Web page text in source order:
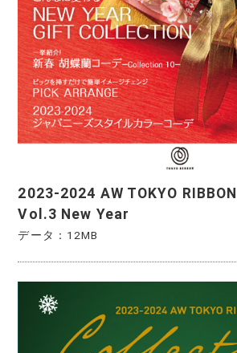
2023-2024 AW TOKYO
Vol.3 New Year
データ：12MB